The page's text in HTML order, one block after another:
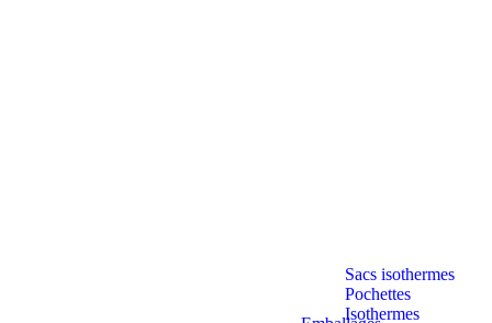
Sacs isothermes
Pochettes
Isothermes